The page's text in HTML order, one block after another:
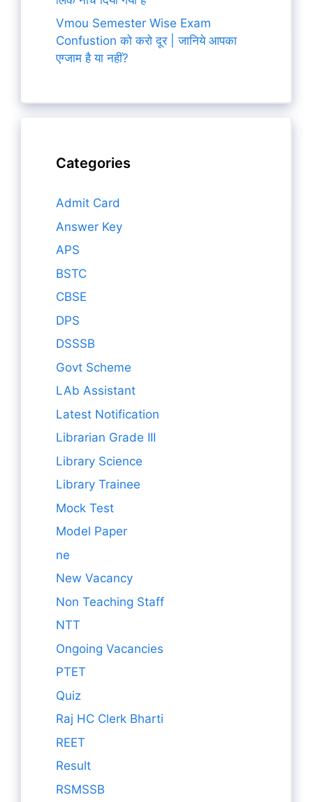
Vmou Semester Wise Exam
Confustion को करो दूर | जानिये आपका
एग्जाम है या नहीं?
Categories
Admit Card
Answer Key
APS
BSTC
CBSE
DPS
DSSSB
Govt Scheme
LAb Assistant
Latest Notification
Librarian Grade III
Library Science
Library Trainee
Mock Test
Model Paper
ne
New Vacancy
Non Teaching Staff
NTT
Ongoing Vacancies
PTET
Quiz
Raj HC Clerk Bharti
REET
Result
RSMSSB